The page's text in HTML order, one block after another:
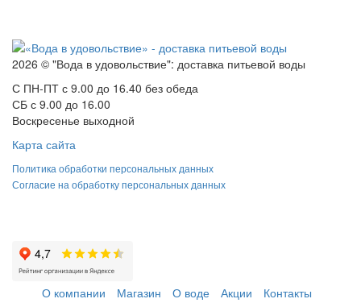
2026 © "Вода в удовольствие": доставка питьевой воды
С ПН-ПТ с 9.00 до 16.40 без обеда
СБ с 9.00 до 16.00
Воскресенье выходной
Карта сайта
Политика обработки персональных данных
Согласие на обработку персональных данных
О компании Магазин О воде Акции Контакты